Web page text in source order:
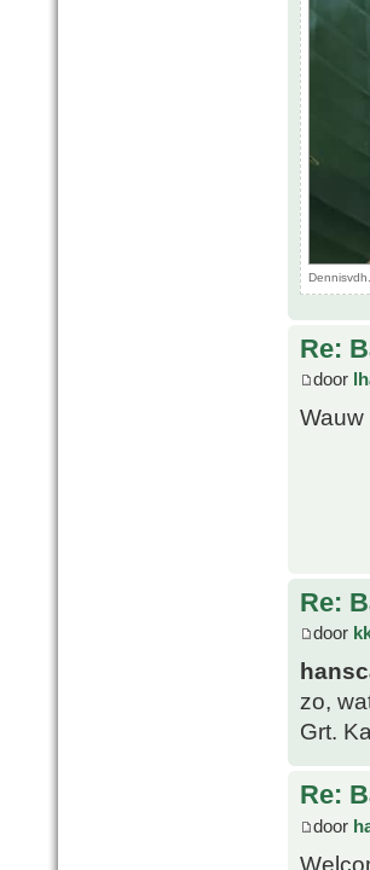
Re:
door
Re:
door
zo,
Grt.
Re:
door